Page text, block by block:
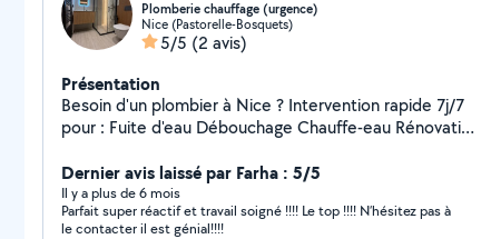
Plomberie chauffage (urgence)
Nice (Pastorelle-Bosquets)
5/5 (2 avis)
Présentation
Besoin d'un plombier à Nice ? Intervention rapide 7j/7
pour : Fuite d'eau Débouchage Chauffe-eau Rénovation
devis gratuit ou toute demande d'intervention
Dernier avis laissé par Farha : 5/5
Il y a plus de 6 mois
Parfait super réactif et travail soigné !!!! Le top !!!! N’hésitez pas à
le contacter il est génial!!!!